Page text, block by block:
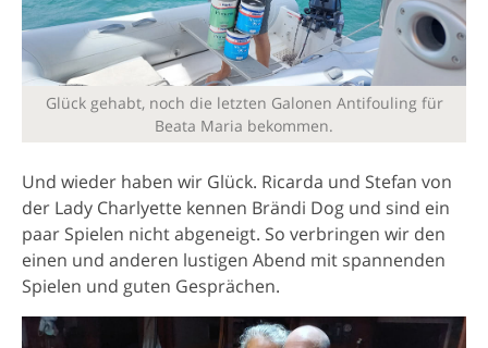
Glück gehabt, noch die letzten Galonen Antifouling für
Beata Maria bekommen.
Und wieder haben wir Glück. Ricarda und Stefan von
der Lady Charlyette kennen Brändi Dog und sind ein
paar Spielen nicht abgeneigt. So verbringen wir den
einen und anderen lustigen Abend mit spannenden
Spielen und guten Gesprächen.